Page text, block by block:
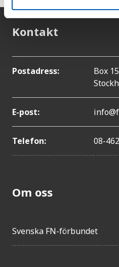
Kontakt
Postadress:
Box
E-post:
Telefon: 08-
Om oss
Svenska FN-förbundet